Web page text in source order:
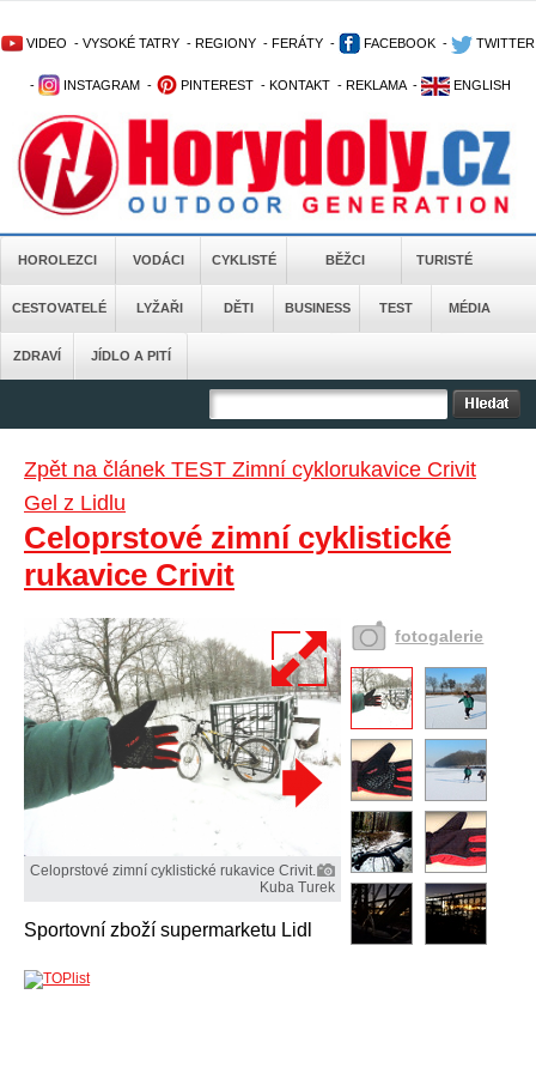
VIDEO - VYSOKÉ TATRY - REGIONY - FERÁTY - FACEBOOK - TWITTER
- INSTAGRAM - PINTEREST - KONTAKT - REKLAMA - ENGLISH
HOROLEZCI VODÁCI CYKLISTÉ BĚŽCI TURISTÉ
CESTOVATELÉ LYŽAŘI DĚTI BUSINESS TEST MÉDIA
ZDRAVÍ JÍDLO A PITÍ
Zpět na článek TEST Zimní cyklorukavice Crivit
Gel z Lidlu
Celoprstové zimní cyklistické
rukavice Crivit
Celoprstové zimní cyklistické rukavice Crivit.
Kuba Turek
Sportovní zboží supermarketu Lidl
fotogalerie